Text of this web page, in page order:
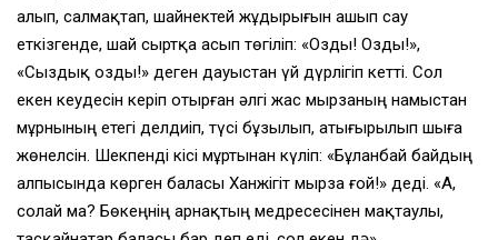
алып, салмақтап, шайнектей жұдырығын ашып сау
еткізгенде, шай сыртқа асып төгіліп: «Озды! Озды!»,
«Сыздық озды!» деген дауыстан үй дүрлігіп кетті. Сол
екен кеудесін керіп отырған әлгі жас мырзаның намыстан
мұрнының етегі делдиіп, түсі бұзылып, атығырылып шыға
жөнелсін. Шекпенді кісі мұртынан күліп: «Бұланбай байдың
алпысында көрген баласы Ханжігіт мырза ғой!» деді. «А,
солай ма? Бөкеңнің Қарнақтың медресесінен мақтаулы,